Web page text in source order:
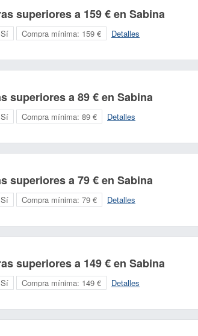
superiores a 159 € en Sabina
Sí Compra mínima: 159 € Detalles
superiores a 89 € en Sabina
Sí Compra mínima: 89 € Detalles
superiores a 79 € en Sabina
Sí Compra mínima: 79 € Detalles
superiores a 149 € en Sabina
Sí Compra mínima: 149 € Detalles